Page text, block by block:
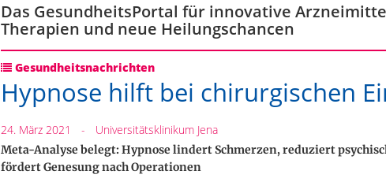
Das GesundheitsPortal für innovative
Therapien und neue Heilungschancen
Gesundheitsnachrichten
Hypnose hilft bei chirurgischen
24. März 2021 - Universitätsklinikum Jena
Meta-Analyse belegt: Hypnose lindert Schmerzen, reduziert
fördert Genesung nach Operationen